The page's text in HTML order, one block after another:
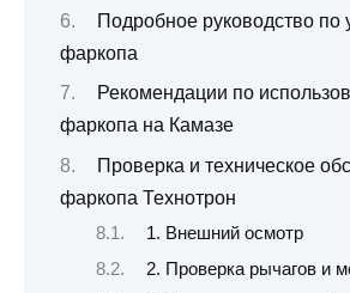
Подробное руководство по
фаркопа
Рекомендации по
фаркопа на Камазе
Проверка и техническое
фаркопа Технотрон
1. Внешний осмотр
2. Проверка рычагов и